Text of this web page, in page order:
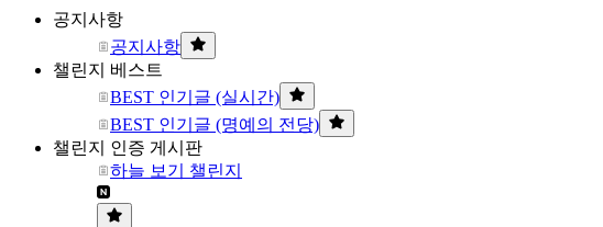
공지사항
공지사항
챌린지 베스트
BEST 인기글 (실시간)
BEST 인기글 (명예의 전당)
챌린지 인증 게시판
하늘 보기 챌린지